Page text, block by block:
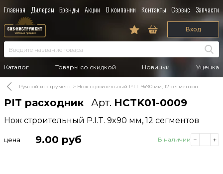
Главная Дилерам Бренды Акции О компании Контакты Сервис Запчасти
Каталог Товары со скидкой Новинки Уценка
Вход
Ручной инструмент Нож строительный P.I.T. 9x90 мм, 12 сегментов
PIT расходник Арт. HCTK01-0009
Нож строительный P.I.T. 9x90 мм, 12 сегментов
цена 9.00 руб В наличии